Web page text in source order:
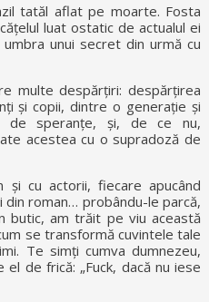
tatăl aflat pe moarte. Fosta
luat ostatic de actualul ei
unui secret din urmă cu
multe despărțiri: despărțirea
și copii, dintre o generație și
de speranțe, și, de ce nu,
acestea cu o supradoză de
și cu actorii, fiecare apucând
roman… probându-le parcă,
butic, am trăit pe viu această
se transformă cuvintele tale
Te simți cumva dumnezeu,
de frică: „Fuck, dacă nu iese